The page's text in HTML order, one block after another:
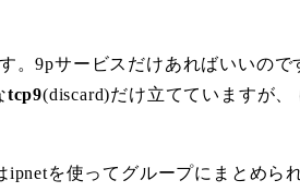
。9pサービスだけあればいいので
tcp9(discard)だけ立てていますが、
ipnetを使ってグループにまとめら